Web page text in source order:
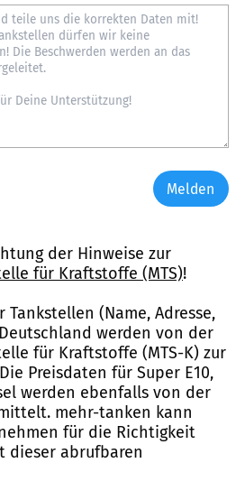
Melden
der Hinweise zur
für Kraftstoffe (MTS)!
(Name, Adresse,
werden von der
für Kraftstoffe (MTS-K) zur
Preisdaten für Super E10,
werden ebenfalls von der
mehr-tanken kann
für die Richtigkeit
dieser abrufbaren